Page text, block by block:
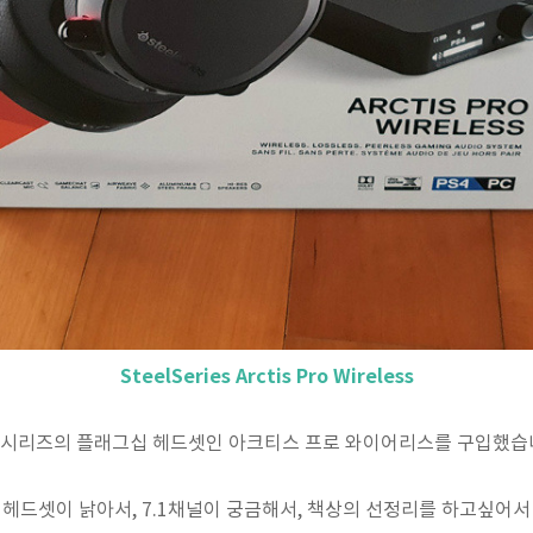
SteelSeries Arctis Pro Wireless
리즈의 플래그십 헤드셋인 아크티스 프로 와이어리스를 구입했습
헤드셋이 낡아서, 7.1채널이 궁금해서, 책상의 선정리를 하고싶어서